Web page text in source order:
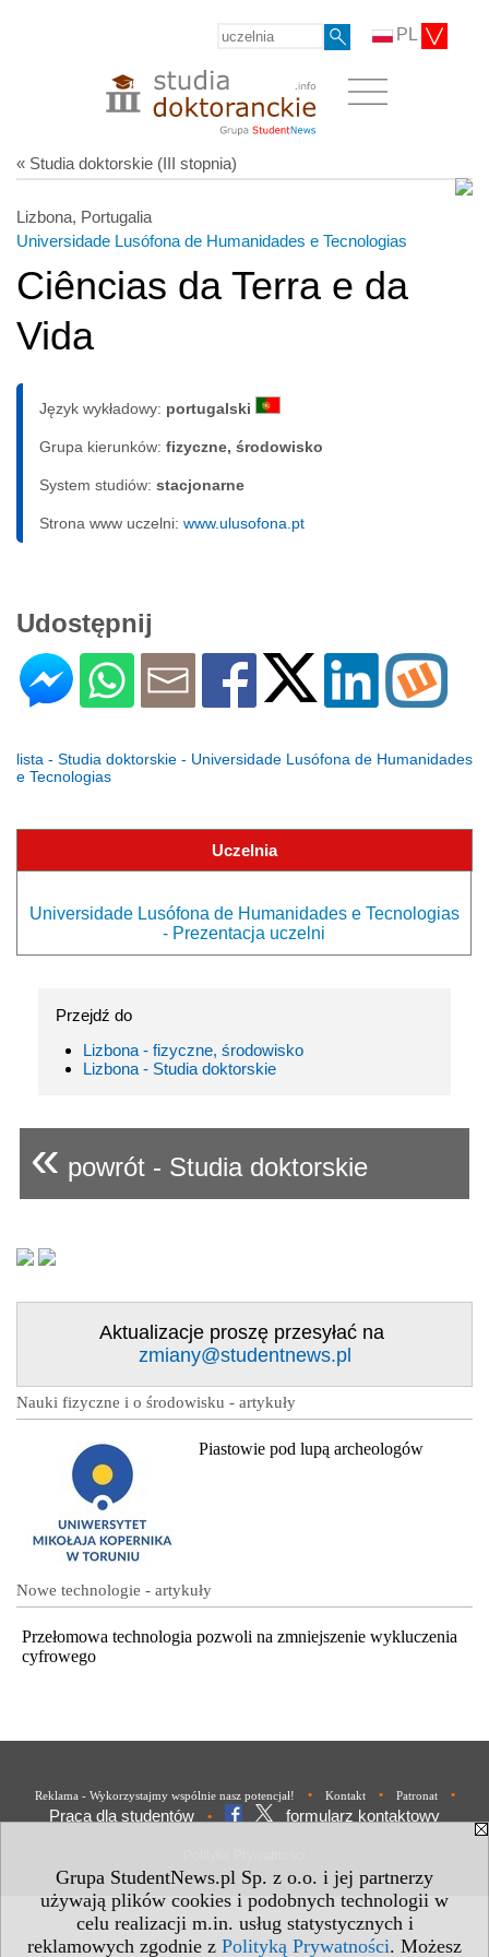
Grupa StudentNews.pl Sp. z o.o. i jej partnerzy
używają plików cookies i podobnych technologii w
celu realizacji m.in. usług statystycznych i
reklamowych zgodnie z Polityką Prywatności. Możesz
PL
« Studia doktorskie (III stopnia)
Lizbona, Portugalia
Universidade Lusófona de Humanidades e Tecnologias
Ciências da Terra e da
Vida
Język wykładowy: portugalski
Grupa kierunków: fizyczne, środowisko
System studiów: sta­cjo­nar­ne
Strona www uczelni: www.ulusofona.pt
Udostępnij
lista - Studia doktorskie - Universidade Lusófona de Humanidades
e Tecnologias
Uczelnia
Universidade Lusófona de Humanidades e Tecnologias
- Prezentacja uczelni
Przejdź do
Lizbona - fizyczne, środowisko
Lizbona - Studia doktorskie
« powrót - Studia doktorskie
Aktualizacje proszę przesyłać na
zmiany@studentnews.pl
Nauki fizyczne i o środowisku - artykuły
Piastowie pod lupą archeologów
Nowe technologie - artykuły
Przełomowa technologia pozwoli na zmniejszenie wykluczenia
cyfrowego
Reklama - Wykorzystajmy wspólnie nasz potencjał! • Kontakt • Patronat •
Praca dla studentów • formularz kontaktowy